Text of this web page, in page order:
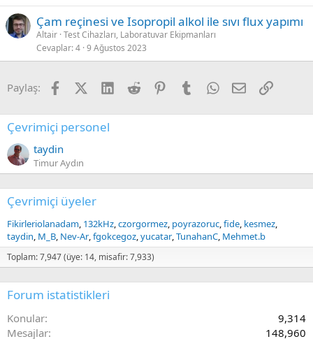
Çam reçinesi ve Isopropil alkol ile sıvı flux yapımı
Altair Test Cihazları, Laboratuvar Ekipmanları
Cevaplar 4 9 Ağustos 2023
Paylaş: FacebookX (Twitter)
LinkedIn
Reddit PinterestTumblrWhatsApp
E-postaLink
Çevrimiçi personel
taydin
Timur Aydın
Çevrimiçi üyeler
Fikirleriolanadam 132kHz czorgormez poyrazoruc fide kesmez
taydin M_B Nev-Ar fgokcegoz yucatar TunahanC Mehmet.b
Toplam: 7,947 (üye: 14, misafir: 7,933)
Forum istatistikleri
Konular
9,314
Mesajlar
148,960